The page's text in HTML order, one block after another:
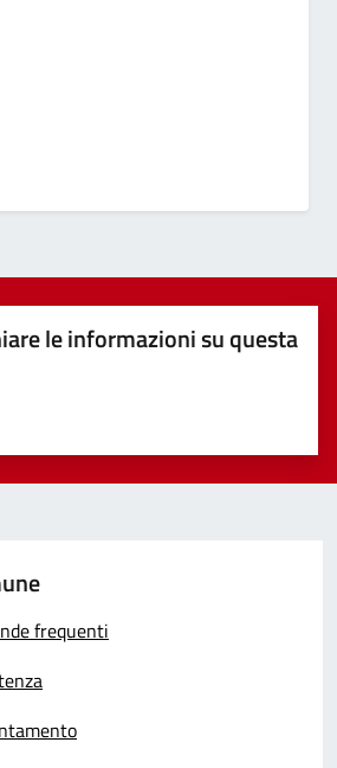
le informazioni su questa
5 stelle su 5
stelle su 5
su 5
5
frequenti